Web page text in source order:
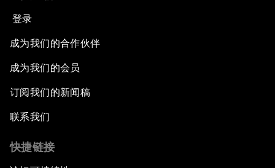
登录
成为我们的合作伙伴
成为我们的会员
订阅我们的新闻稿
联系我们
快捷链接